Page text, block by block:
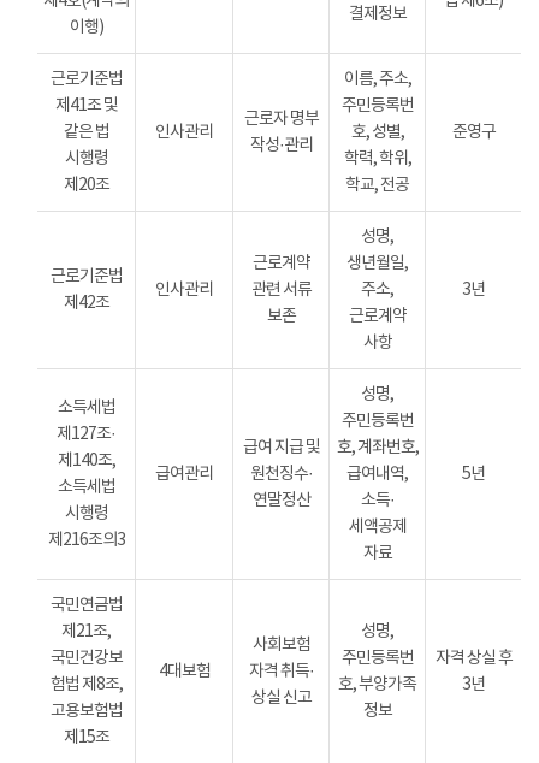
이행)
결제정보
근로기준법
제41조 및
같은 법
시행령
제20조
인사관리
근로자 명부
작성·관리
이름, 주소,
주민등록번
호, 성별,
학력, 학위,
학교, 전공
준영구
근로기준법
제42조
인사관리
근로계약
관련 서류
보존
성명,
생년월일,
주소,
근로계약
사항
3년
소득세법
제127조·
제140조,
소득세법
시행령
제216조의3
급여관리
급여 지급 및
원천징수·
연말정산
성명,
주민등록번
호, 계좌번호,
급여내역,
소득·
세액공제
자료
5년
국민연금법
제21조,
국민건강보
험법 제8조,
고용보험법
제15조
4대보험
사회보험
자격 취득·
상실 신고
성명,
주민등록번
호, 부양가족
정보
자격 상실 후
3년